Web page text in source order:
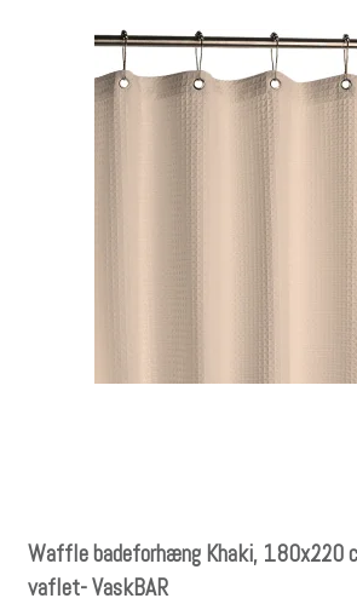
Waffle badeforhæng Khaki, 180x220
vaflet- VaskBAR